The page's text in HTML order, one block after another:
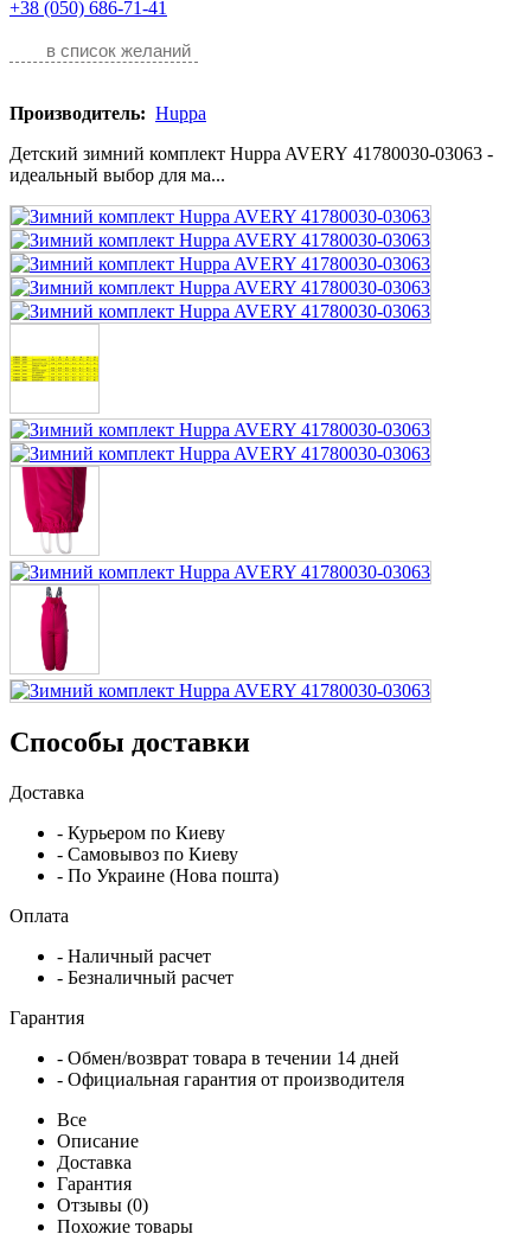
+38 (050) 686-71-41
в список желаний
Производитель: Huppa
Детский зимний комплект Huppa AVERY 41780030-03063 -
идеальный выбор для ма...
Способы доставки
Доставка
- Курьером по Киеву
- Самовывоз по Киеву
- По Украине (Нова пошта)
Оплата
- Наличный расчет
- Безналичный расчет
Гарантия
- Обмен/возврат товара в течении 14 дней
- Официальная гарантия от производителя
Все
Описание
Доставка
Гарантия
Отзывы (0)
Похожие товары